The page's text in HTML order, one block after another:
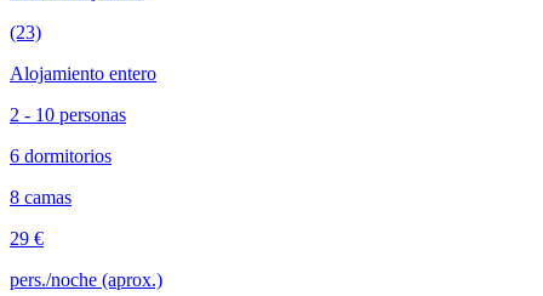
(23)
Alojamiento entero
2 - 10 personas
6 dormitorios
8 camas
29 €
pers./noche (aprox.)